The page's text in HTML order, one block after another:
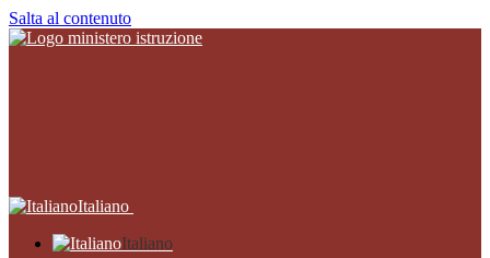
Salta al contenuto
Italiano
Italiano